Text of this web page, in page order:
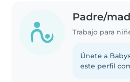
Padre/
Únete a
este perfil